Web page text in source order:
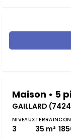
Maison • 5
GAILLARD
NIVEAUX
3
TERRAIN
35 m²